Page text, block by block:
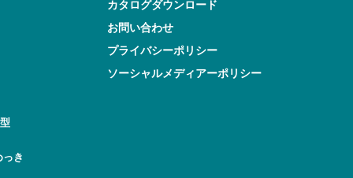
っき
カタログダウンロード
お問い合わせ
プライバシーポリシー
ソーシャルメディアーポリシー